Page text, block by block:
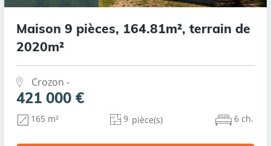
Maison 9 pièces, 164.81m², terrain de
2020m²
Crozon -
421 000 €
165 m² 9 pièce(s) 6 ch.